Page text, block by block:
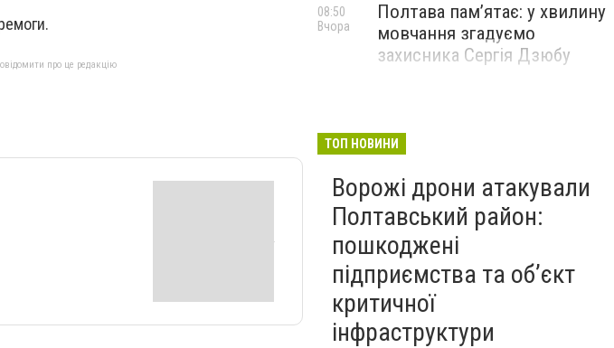
про це редакцію
Полтава пам’ятає: у хвилину
мовчання згадуємо
захисника Сергія Дзюбу
08:50
Вчора
ТОП НОВИНИ
Ворожі дрони атакували
Полтавський район:
пошкоджені
підприємства та об’єкт
критичної
інфраструктури